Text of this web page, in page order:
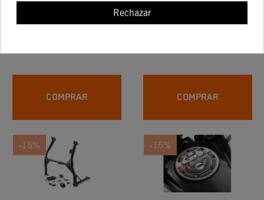
Llavero KTM Logo
5,93 € 5,04 €
COMPRAR
KIT REPARACION 56
8,83 € 7,51 €
COMPRAR
-15% -15%
Rechazar